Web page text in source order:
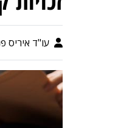
עו"ד איריס